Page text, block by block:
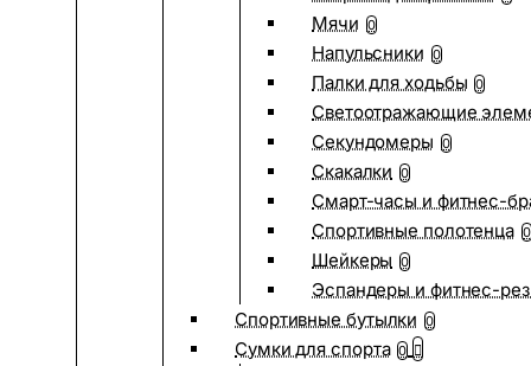
Мячи 0
Напульсники 0
Палки для ходьбы 0
Светоотражающие
Секундомеры 0
Скакалки 0
Смарт-часы и фитнес-
Спортивные полотенца 0
Шейкеры 0
Эспандеры и фитнес-
Спортивные бутылки 0
Сумки для спорта 0